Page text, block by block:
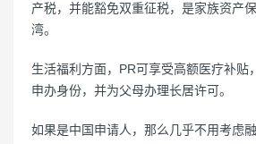
产税，并能豁免双重征税，是家族资产
湾。
生活福利方面，PR可享受高额医疗补贴
申办身份，并为父母办理长居许可。
如果是中国申请人，那么几乎不用考虑融